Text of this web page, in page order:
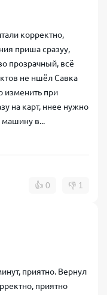
корректно,
приша сразуу,
прозрачный, всё
не ншёл Савка
изменить при
на карт, ннее нужно
машину в...
👍 0 👎 1
приятно. Вернул
приятно